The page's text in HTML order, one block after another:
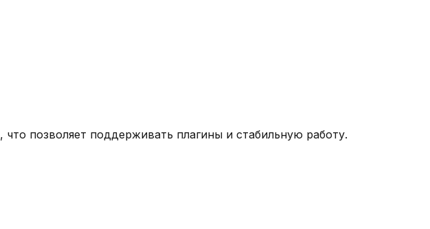
, что позволяет поддерживать плагины и стабильную работу.